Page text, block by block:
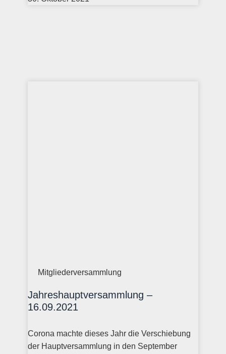
Mitgliederversammlung
Jahreshauptversammlung –
16.09.2021
Corona machte dieses Jahr die Verschiebung
der Hauptversammlung in den September